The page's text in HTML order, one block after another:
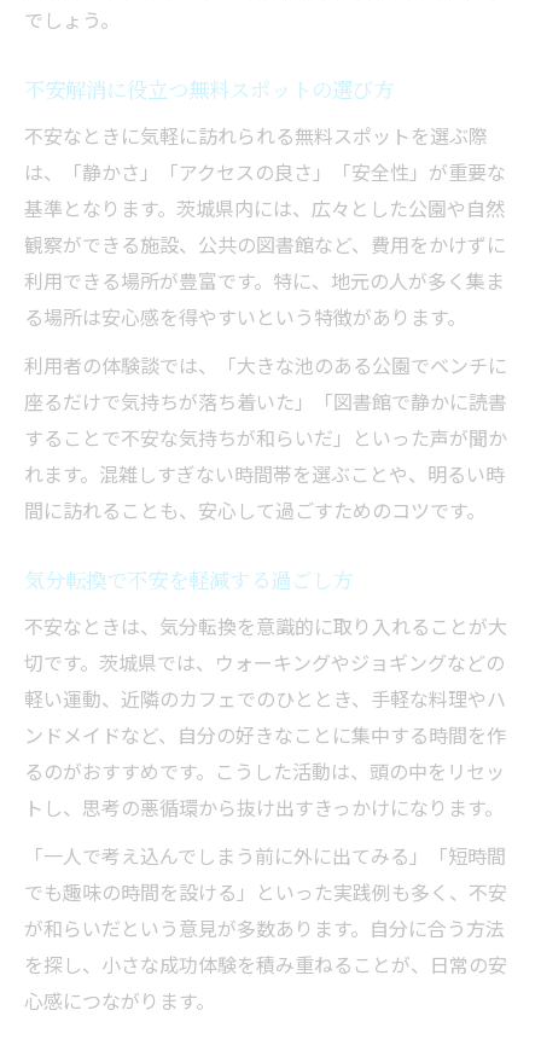
でしょう。
不安解消に役立つ無料スポットの選び方
不安なときに気軽に訪れられる無料スポットを選ぶ際
は、「静かさ」「アクセスの良さ」「安全性」が重要な
基準となります。茨城県内には、広々とした公園や自然
観察ができる施設、公共の図書館など、費用をかけずに
利用できる場所が豊富です。特に、地元の人が多く集ま
る場所は安心感を得やすいという特徴があります。
利用者の体験談では、「大きな池のある公園でベンチに
座るだけで気持ちが落ち着いた」「図書館で静かに読書
することで不安な気持ちが和らいだ」といった声が聞か
れます。混雑しすぎない時間帯を選ぶことや、明るい時
間に訪れることも、安心して過ごすためのコツです。
気分転換で不安を軽減する過ごし方
不安なときは、気分転換を意識的に取り入れることが大
切です。茨城県では、ウォーキングやジョギングなどの
軽い運動、近隣のカフェでのひととき、手軽な料理やハ
ンドメイドなど、自分の好きなことに集中する時間を作
るのがおすすめです。こうした活動は、頭の中をリセッ
トし、思考の悪循環から抜け出すきっかけになります。
「一人で考え込んでしまう前に外に出てみる」「短時間
でも趣味の時間を設ける」といった実践例も多く、不安
が和らいだという意見が多数あります。自分に合う方法
を探し、小さな成功体験を積み重ねることが、日常の安
心感につながります。